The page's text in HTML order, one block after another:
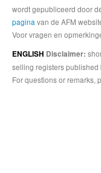
wordt gepubliceerd door
pagina van de AFM
Voor vragen en
ENGLISH Disclaimer:
selling registers published
For questions or remarks,